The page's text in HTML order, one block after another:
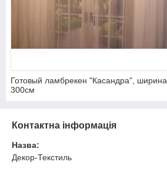
Готовый ламбрекен "Касандра", ширина
300см
Контактна інформація
Назва:
Декор-Текстиль